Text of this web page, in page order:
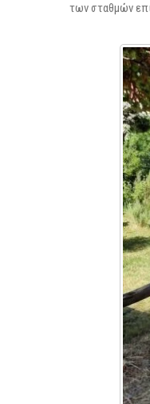
των σταθμών